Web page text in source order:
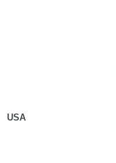
USA